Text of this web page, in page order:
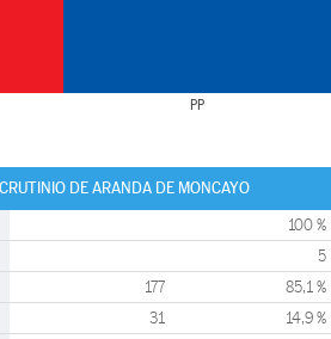
PP
DE ARANDA DE MONCAYO
100 %
5
177 85,1 %
31 14,9 %